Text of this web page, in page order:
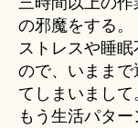
の邪魔をする。
ストレスや睡眠
ので、いまま
てしまいまして
もう生活パタ